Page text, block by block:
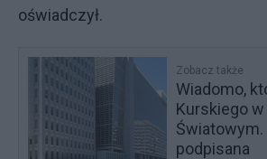
oświadczył.
Zobacz także
Wiadomo,
Kurskiego w
podpisana